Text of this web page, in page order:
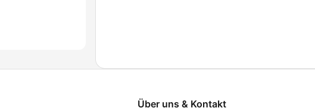
Über uns & Kontakt